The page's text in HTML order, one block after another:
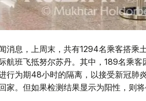
消息，上周末，共有1294名乘客搭乘
航班飞抵努尔苏丹。其中，189名乘
行为期48小时的隔离，以接受新冠肺
家。但如果检测结果显示为阳性，则